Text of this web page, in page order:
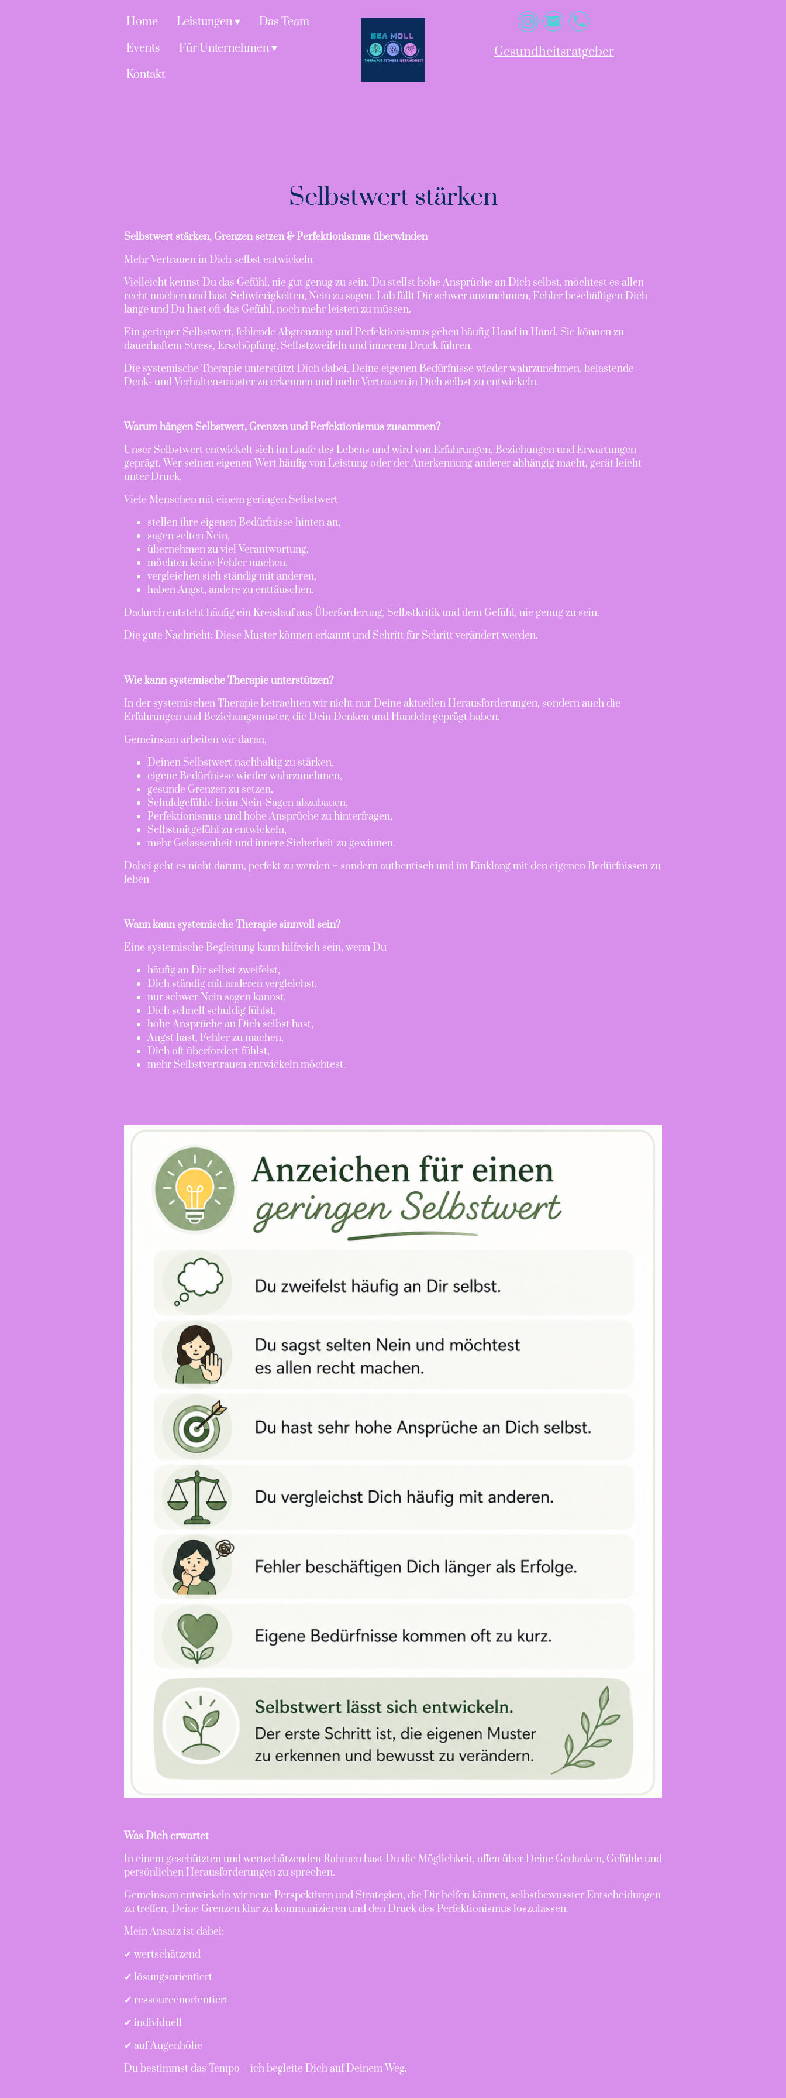
Home Leistungen
Das Team
Events
Für Unternehmen
Kontakt
Gesundheitsratgeber
Selbstwert stärken
Selbstwert stärken, Grenzen setzen & Perfektionismus überwinden
Mehr Vertrauen in Dich selbst entwickeln
Vielleicht kennst Du das Gefühl, nie gut genug zu sein. Du stellst hohe Ansprüche an Dich selbst, möchtest es allen
recht machen und hast Schwierigkeiten, Nein zu sagen. Lob fällt Dir schwer anzunehmen, Fehler beschäftigen Dich
lange und Du hast oft das Gefühl, noch mehr leisten zu müssen.
Ein geringer Selbstwert, fehlende Abgrenzung und Perfektionismus gehen häufig Hand in Hand. Sie können zu
dauerhaftem Stress, Erschöpfung, Selbstzweifeln und innerem Druck führen.
Die systemische Therapie unterstützt Dich dabei, Deine eigenen Bedürfnisse wieder wahrzunehmen, belastende
Denk- und Verhaltensmuster zu erkennen und mehr Vertrauen in Dich selbst zu entwickeln.
Warum hängen Selbstwert, Grenzen und Perfektionismus zusammen?
Unser Selbstwert entwickelt sich im Laufe des Lebens und wird von Erfahrungen, Beziehungen und Erwartungen
geprägt. Wer seinen eigenen Wert häufig von Leistung oder der Anerkennung anderer abhängig macht, gerät leicht
unter Druck.
Viele Menschen mit einem geringen Selbstwert
stellen ihre eigenen Bedürfnisse hinten an,
sagen selten Nein,
übernehmen zu viel Verantwortung,
möchten keine Fehler machen,
vergleichen sich ständig mit anderen,
haben Angst, andere zu enttäuschen.
Dadurch entsteht häufig ein Kreislauf aus Überforderung, Selbstkritik und dem Gefühl, nie genug zu sein.
Die gute Nachricht: Diese Muster können erkannt und Schritt für Schritt verändert werden.
Wie kann systemische Therapie unterstützen?
In der systemischen Therapie betrachten wir nicht nur Deine aktuellen Herausforderungen, sondern auch die
Erfahrungen und Beziehungsmuster, die Dein Denken und Handeln geprägt haben.
Gemeinsam arbeiten wir daran,
Deinen Selbstwert nachhaltig zu stärken,
eigene Bedürfnisse wieder wahrzunehmen,
gesunde Grenzen zu setzen,
Schuldgefühle beim Nein-Sagen abzubauen,
Perfektionismus und hohe Ansprüche zu hinterfragen,
Selbstmitgefühl zu entwickeln,
mehr Gelassenheit und innere Sicherheit zu gewinnen.
Dabei geht es nicht darum, perfekt zu werden – sondern authentisch und im Einklang mit den eigenen Bedürfnissen zu
leben.
Wann kann systemische Therapie sinnvoll sein?
Eine systemische Begleitung kann hilfreich sein, wenn Du
häufig an Dir selbst zweifelst,
Dich ständig mit anderen vergleichst,
nur schwer Nein sagen kannst,
Dich schnell schuldig fühlst,
hohe Ansprüche an Dich selbst hast,
Angst hast, Fehler zu machen,
Dich oft überfordert fühlst,
mehr Selbstvertrauen entwickeln möchtest.
Was Dich erwartet
In einem geschützten und wertschätzenden Rahmen hast Du die Möglichkeit, offen über Deine Gedanken, Gefühle und
persönlichen Herausforderungen zu sprechen.
Gemeinsam entwickeln wir neue Perspektiven und Strategien, die Dir helfen können, selbstbewusster Entscheidungen
zu treffen, Deine Grenzen klar zu kommunizieren und den Druck des Perfektionismus loszulassen.
Mein Ansatz ist dabei:
✔ wertschätzend
✔ lösungsorientiert
✔ ressourcenorientiert
✔ individuell
✔ auf Augenhöhe
Du bestimmst das Tempo – ich begleite Dich auf Deinem Weg.